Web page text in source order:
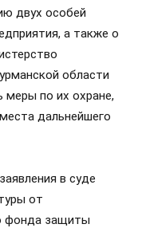
двух особей
а также о
области
меры по их охране,
дальнейшего
в суде
от
фонда защиты